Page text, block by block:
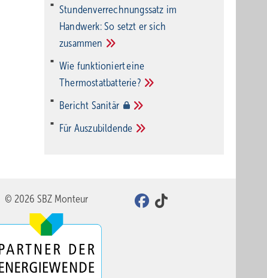
Stundenverrechnungssatz im
Handwerk: So setzt er sich
zusammen
Wie funktioniert eine
Thermostatbatterie?
Bericht Sanitär
Für Auszubildende
© 2026 SBZ Monteur